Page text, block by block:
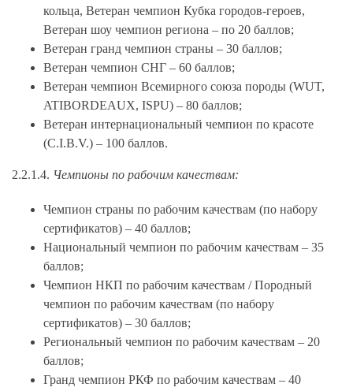
кольца, Ветеран чемпион Кубка городов-героев,
Ветеран шоу чемпион региона – по 20 баллов;
Ветеран гранд чемпион страны – 30 баллов;
Ветеран чемпион СНГ – 60 баллов;
Ветеран чемпион Всемирного союза породы (WUT,
ATIBORDEAUX, ISPU) – 80 баллов;
Ветеран интернациональный чемпион по красоте
(C.I.B.V.) – 100 баллов.
2.2.1.4. Чемпионы по рабочим качествам:
Чемпион страны по рабочим качествам (по набору
сертификатов) – 40 баллов;
Национальный чемпион по рабочим качествам – 35
баллов;
Чемпион НКП по рабочим качествам / Породный
чемпион по рабочим качествам (по набору
сертификатов) – 30 баллов;
Региональный чемпион по рабочим качествам – 20
баллов;
Гранд чемпион РКФ по рабочим качествам – 40